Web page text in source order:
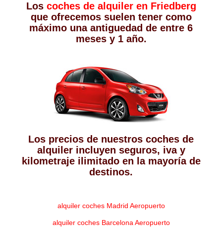
Los coches de alquiler en Friedberg
que ofrecemos suelen tener como
máximo una antiguedad de entre 6
meses y 1 año.
Los precios de nuestros coches de
alquiler incluyen seguros, iva y
kilometraje ilimitado en la mayoría de
destinos.
alquiler coches Madrid Aeropuerto
alquiler coches Barcelona Aeropuerto